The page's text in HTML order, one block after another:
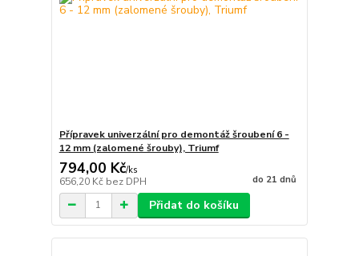
Přípravek univerzální pro demontáž šroubení 6 -
12 mm (zalomené šrouby), Triumf
794,00 Kč/ks
656,20 Kč bez DPH do 21 dnů
Přidat do košíku